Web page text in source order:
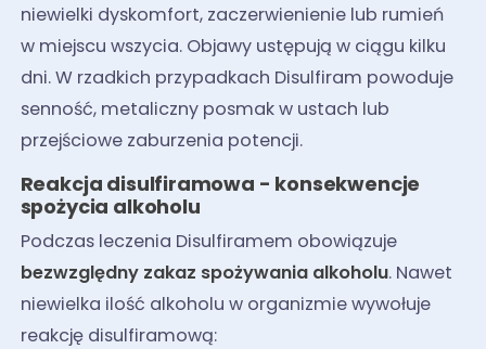
niewielki dyskomfort, zaczerwienienie lub rumień
w miejscu wszycia. Objawy ustępują w ciągu kilku
dni. W rzadkich przypadkach Disulfiram powoduje
senność, metaliczny posmak w ustach lub
przejściowe zaburzenia potencji.
Reakcja disulfiramowa - konsekwencje
spożycia alkoholu
Podczas leczenia Disulfiramem obowiązuje
bezwzględny zakaz spożywania alkoholu. Nawet
niewielka ilość alkoholu w organizmie wywołuje
reakcję disulfiramową: